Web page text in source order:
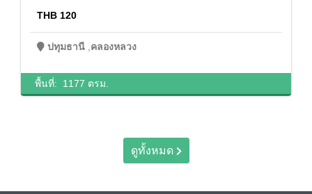
THB 120
ปทุมธานี คลองหลวง
พื้นที่: 1177 ตรม.
ดูทั้งหมด